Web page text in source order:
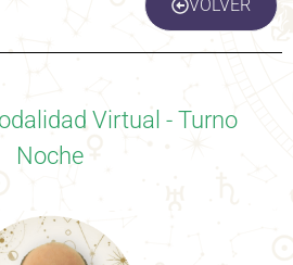
VOLVER
Virtual - Turno
Noche